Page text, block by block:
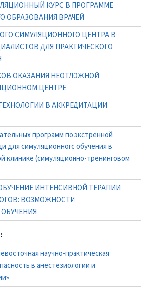
КУРС В ПРОГРАММЕ
ОБРАЗОВАНИЯ ВРАЧЕЙ
СИМУЛЯЦИОННОГО ЦЕНТРА В
ДЛЯ ПРАКТИЧЕСКОГО
ОКАЗАНИЯ НЕОТЛОЖНОЙ
ЦЕНТРЕ
В АККРЕДИТАЦИИ
программ по экстренной
для симуляционного обучения в
клинике (симуляционно-тренинговом
ИНТЕНСИВНОЙ ТЕРАПИИ
ВОЗМОЖНОСТИ
научно-практическая
в анестезиологии и